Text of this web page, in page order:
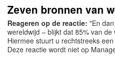
Zeven bronnen van
Reageren op de reactie: "En
wereldwijd – blijkt dat 85% van
Hiermee stuurt u rechtstreeks
Deze reactie wordt niet op